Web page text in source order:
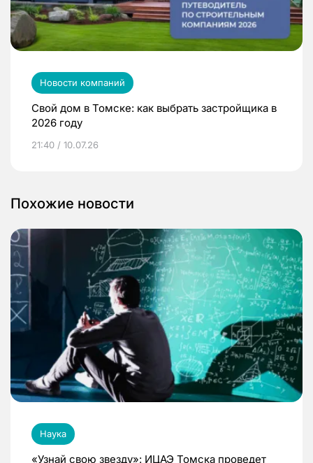
Новости компаний
Свой дом в Томске: как выбрать застройщика в
2026 году
21:40 / 10.07.26
Похожие новости
Наука
«Узнай свою звезду»: ИЦАЭ Томска проведет